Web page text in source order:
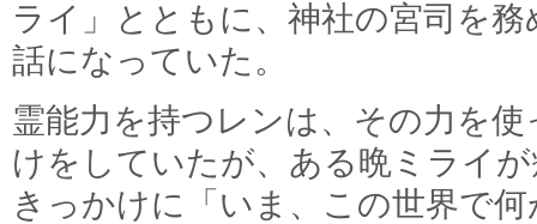
ライ」とともに、神社の宮司を
話になっていた。
霊能力を持つレンは、その力を
けをしていたが、ある晩ミライ
きっかけに「いま、この世界で